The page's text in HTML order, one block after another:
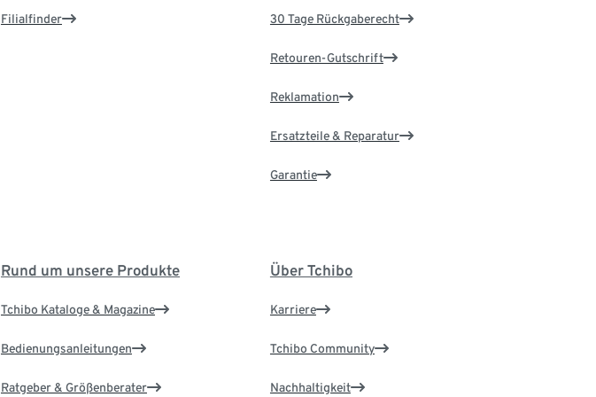
Filialfinder 30 Tage Rückgaberecht
Retouren-Gutschrift
Reklamation
Ersatzteile & Reparatur
Garantie
Rund um unsere Produkte
Tchibo Kataloge & Magazine
Bedienungsanleitungen
Ratgeber & Größenberater
Über Tchibo
Karriere
Tchibo Community
Nachhaltigkeit